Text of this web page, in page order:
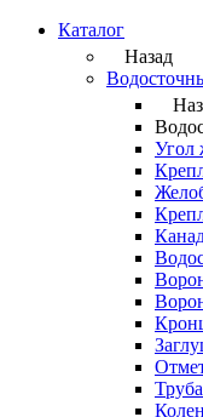
Каталог
Назад
Угол